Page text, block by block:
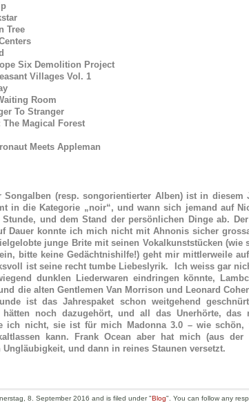
Tree
Six Demolition Project
Villages Vol. 1
Room
To Stranger
The Magical Forest
Meets Appleman
Songalben (resp. songorientierter Alben) ist in diesem
in die Kategorie „noir“, und wann sich jemand auf
und dem Stand der persönlichen Dinge ab.
Dauer konnte ich mich nicht mit Ahnonis sicher
junge Brite mit seinen Vokalkunststücken
bitte keine Gedächtnishilfe!) geht mir mittlerweile
ist seine recht tumbe Liebeslyrik. Ich weiss gar
dunklen Liederwaren eindringen könnte,
die alten Gentlemen Van Morrison und Leonard
ist das Jahrespaket schon weitgehend
hätten noch dazugehört, und all das Unerhörte,
ich nicht, sie ist für mich Madonna 3.0 – wie schön,
kann. Frank Ocean aber hat mich (aus
Ungläubigkeit, und dann in reines Staunen versetzt.
8. September 2016 and is filed under "Blog". You can follow any